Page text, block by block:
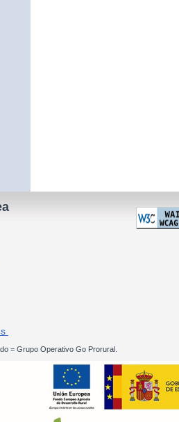
83 60 01
= Grupo Operativo Go Prorural.